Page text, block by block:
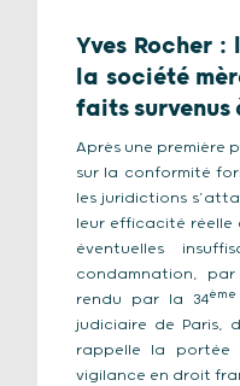
Yves Rocher
la société
faits survenus
Après une première
sur la conformité
les juridictions
leur efficacité réelle
éventuelles
condamnation, par
rendu par la 34ème
judiciaire de Paris,
rappelle la portée
vigilance en droit